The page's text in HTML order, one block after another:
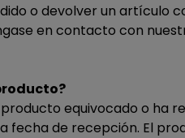
o devolver un artículo
en contacto con
equivocado o ha
fecha de recepción. El